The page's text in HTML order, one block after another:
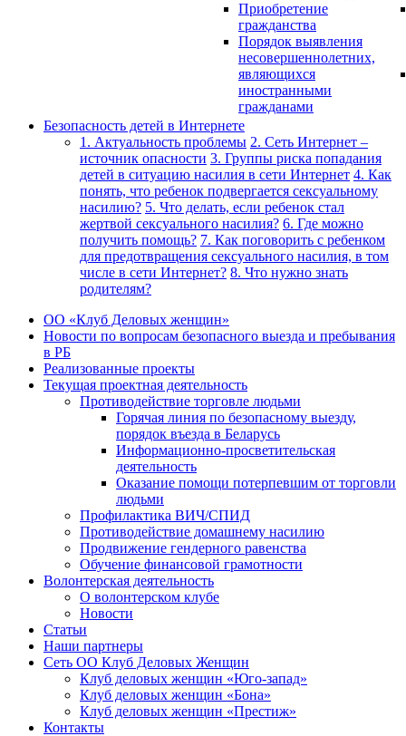
Приобретение
гражданства
Порядок выявления
несовершеннолетних,
являющихся
иностранными
гражданами
Безопасность детей в Интернете
1. Актуальность проблемы 2. Сеть Интернет –
источник опасности 3. Группы риска попадания
детей в ситуацию насилия в сети Интернет 4. Как
понять, что ребенок подвергается сексуальному
насилию? 5. Что делать, если ребенок стал
жертвой сексуального насилия? 6. Где можно
получить помощь? 7. Как поговорить с ребенком
для предотвращения сексуального насилия, в том
числе в сети Интернет? 8. Что нужно знать
родителям?
ОО «Клуб Деловых женщин»
Новости по вопросам безопасного выезда и пребывания
в РБ
Реализованные проекты
Текущая проектная деятельность
Противодействие торговле людьми
Горячая линия по безопасному выезду,
порядок въезда в Беларусь
Информационно-просветительская
деятельность
Оказание помощи потерпевшим от торговли
людьми
Профилактика ВИЧ/СПИД
Противодействие домашнему насилию
Продвижение гендерного равенства
Обучение финансовой грамотности
Волонтерская деятельность
О волонтерском клубе
Новости
Статьи
Наши партнеры
Сеть ОО Клуб Деловых Женщин
Клуб деловых женщин «Юго-запад»
Клуб деловых женщин «Бона»
Клуб деловых женщин «Престиж»
Контакты